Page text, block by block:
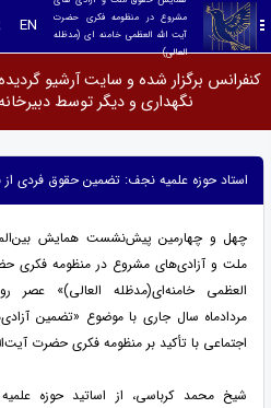
العالی)
EN
کنفرانس برگزار شده و سایت آرشیو
نگهداری و دیگر توسط
استاد حوزه علمیه نجف: تضمین حقوق فردی از
چهل و چهارمین پیش‌نشست همایش
ملت و آزادی‌های مشروع در منظومه فکری
مردادماه سال جاری با موضوع «تضمین
اجتماعی با تأکید بر منظومه فکری حضرت
شیخ محمد کرباسی، از اساتید حوزه